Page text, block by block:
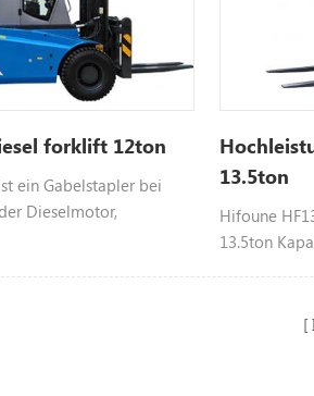
forklift 12ton
ein Gabelstapler bei
Dieselmotor,
13.5ton
Hifoune
13.5ton
Farbe